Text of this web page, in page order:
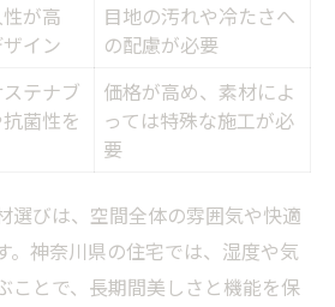
が高
イン
目地の汚れや冷たさへ
の配慮が必要
テナブ
菌性を
価格が高め、素材によ
っては特殊な施工が必
要
選びは、空間全体の雰囲気や快適
。神奈川県の住宅では、湿度や気
ことで、長期間美しさと機能を保